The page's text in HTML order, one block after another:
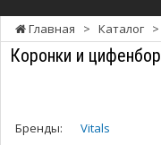
Главная > Каталог >
Коронки и
Бренды: Vitals